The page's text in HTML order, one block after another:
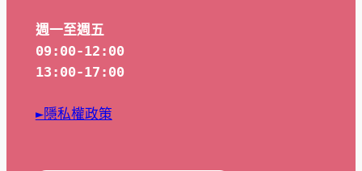
週一至週五
09:00-12:00
13:00-17:00
►隱私權政策